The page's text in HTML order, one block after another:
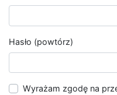
Hasło (powtórz)
Wyrażam zgodę na